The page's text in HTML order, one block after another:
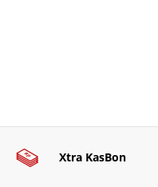
Xtra KasBon